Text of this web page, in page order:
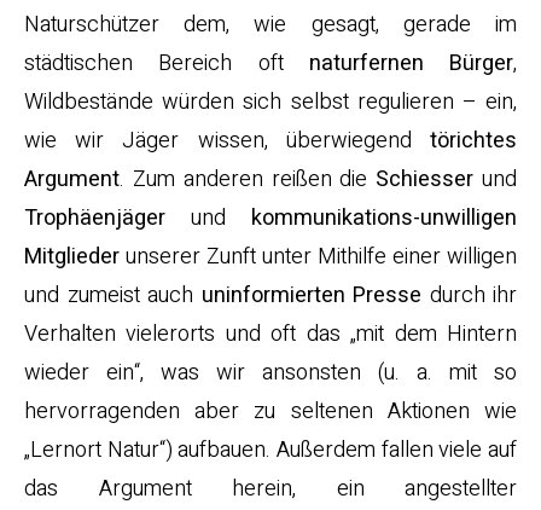
Naturschützer dem, wie gesagt, gerade im
städtischen Bereich oft naturfernen Bürger,
Wildbestände würden sich selbst regulieren – ein,
wie wir Jäger wissen, überwiegend törichtes
Argument. Zum anderen reißen die Schiesser und
Trophäenjäger und kommunikations-unwilligen
Mitgliederunserer Zunft unter Mithilfe einer willigen
und zumeist auch uninformierten Presse durch ihr
Verhalten vielerorts und oft das „mit dem Hintern
wieder ein“, was wir ansonsten (u. a. mit so
hervorragenden aber zu seltenen Aktionen wie
„Lernort Natur“) aufbauen. Außerdem fallen viele auf
das Argument herein, ein angestellter